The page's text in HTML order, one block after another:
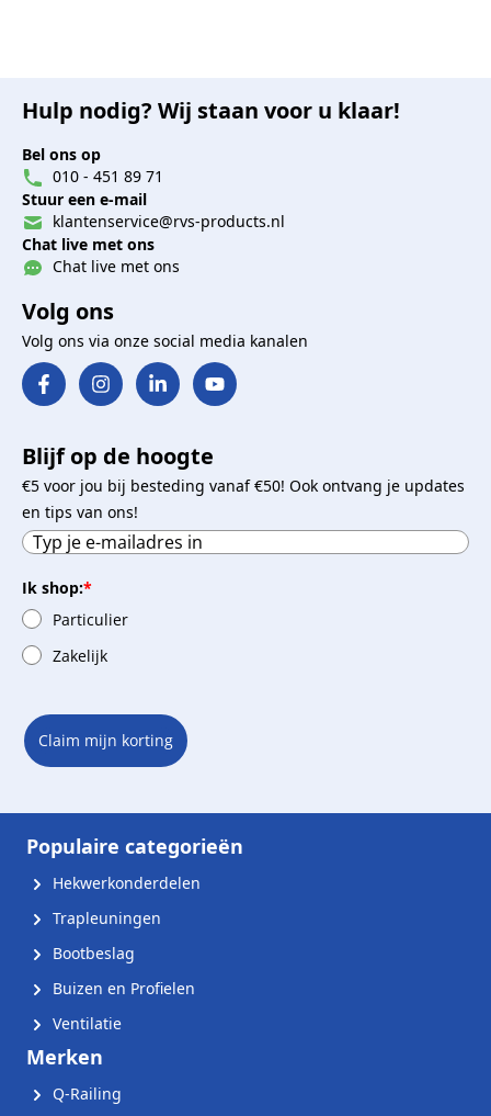
Hulp nodig? Wij staan voor u klaar!
Bel ons op
010 - 451 89 71
Stuur een e-mail
klantenservice@rvs-products.nl
Chat live met ons
Chat live met ons
Volg ons
Volg ons via onze social media kanalen
Blijf op de hoogte
€5 voor jou bij besteding vanaf €50! Ook ontvang je updates
en tips van ons!
Ik shop:*
Particulier
Zakelijk
Claim mijn korting
Populaire categorieën
Hekwerkonderdelen
Trapleuningen
Bootbeslag
Buizen en Profielen
Ventilatie
Merken
Q-Railing